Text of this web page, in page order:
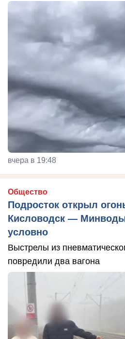
вчера в 19:48
Общество
Подросток открыл
Кисловодск —
условно
Выстрелы из
повредили два вагона